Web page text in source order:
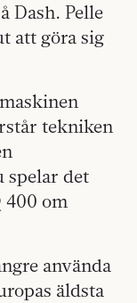
Dash. Pelle
att göra sig
tekniken
spelar det
400 om
använda
äldsta